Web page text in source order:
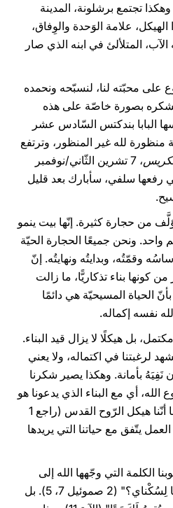
تجتمع برشلونة، المدينة
الهيكل، علامة الوَحدة والوِفاق،
المتلألئ في ابنه الذي صار
على محبّته لنا، لنسبّحه ونحمده
بصورة خاصّة على هذه
البابا بندكتس السّادس عشر
علامة منظورة لله غير المنظور، وترتفع
، 7 تشرين الثّاني/نوفمبر
رفعها سلفي، سأبارك بعد قليل
من حجارة كثيرة. إنّها بيت ينمو
ونحن جميعًا الحجارة الحيّة
وقمّتُه، وبدايتُه ونهايتُه. إنّ
من كونها بناء تذكاريًّا، ما زالت
الحياة المسيحيّة هي دائمًا
نفسه إكماله.
بل هيكلًا لا يزال قيد البناء.
لرغبتنا في اكتماله، ولا يعني
نَفِيَهُ بأمانة. وهكذا يصير شكرنا
الله، أي مع البناء الذي يدعونا هو
نفسه إلى المشاركة فيه. وبما أنّنا هيكل الرّوح القدس (راجع 1
فإنّ هذا العمل يتّفق مع حياتنا التي يريدها
الكلمة التي وجّهها الله إلى
الملك داود: "أَأَنتَ تَبْني لي بَيتًا لِسُكْناي؟" (2 صموئيل 7، 5). بل